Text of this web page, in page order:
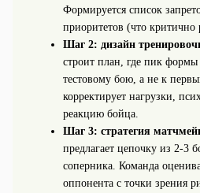
Формируется список
приоритетов (что критично
Шаг 2: дизайн
строит план, где пик
тестовому бою, а не к
корректирует нагрузки,
реакцию бойца.
Шаг 3: стратегия
предлагает цепочку из 2-3
соперника. Команда
оппонента с точки зрения